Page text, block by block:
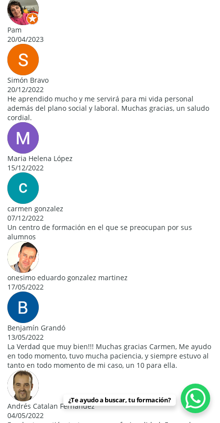
Pam
20/04/2023
Simón Bravo
20/12/2022
He aprendido mucho y me servirá para mi vida personal
además del plano social y laboral. Muchas gracias, un saludo
cordial.
Maria Helena López
15/12/2022
carmen gonzalez
07/12/2022
Un centro de formación en el que se preocupan por sus
alumnos
onesimo eduardo gonzalez martinez
17/05/2022
Benjamín Grandó
13/05/2022
La Verdad que muy bien!!! Muchas gracias Carmen, Me ayudo
en todo momento, tuvo mucha paciencia, y siempre estuvo al
tanto en todo momento de mi caso, un 10 para ella.
Andrés Catalan Fernández
04/05/2022
¿Te ayudo a buscar, tu formación?